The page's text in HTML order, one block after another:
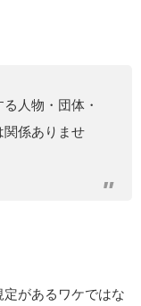
人物・団体・
関係ありませ
があるワケではな